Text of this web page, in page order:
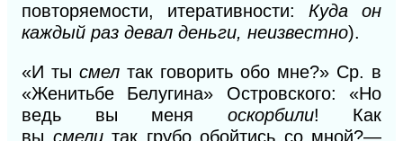
повторяемости, итеративности: Куда он
каждый раз девал деньги, неизвестно).
«И ты смел так говорить обо мне?» Ср. в
«Женитьбе Белугина» Островского: «Но
ведь вы меня оскорбили! Как
вы смели так грубо обойтись со мной?—